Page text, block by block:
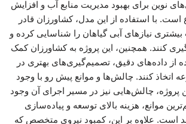
نوین برای بهبود مدیریت منابع آب و افزایش
است. با استفاده از این مدل، کشاورزان قادر
بیشتری نیازهای آبی گیاهان را شناسایی کرده و
کنند. همچنین، این پروژه به کشاورزان کمک
از داده‌های دقیق، تصمیم‌گیری‌های بهتری در
اتخاذ کنند. چالش‌ها و موانع پیش رو با وجود
پروژه، چالش‌هایی نیز در مسیر اجرای آن وجود
موانع، هزینه بالای توسعه و پیاده‌سازی
است. علاوه بر این، کمبود نیروی متخصص که